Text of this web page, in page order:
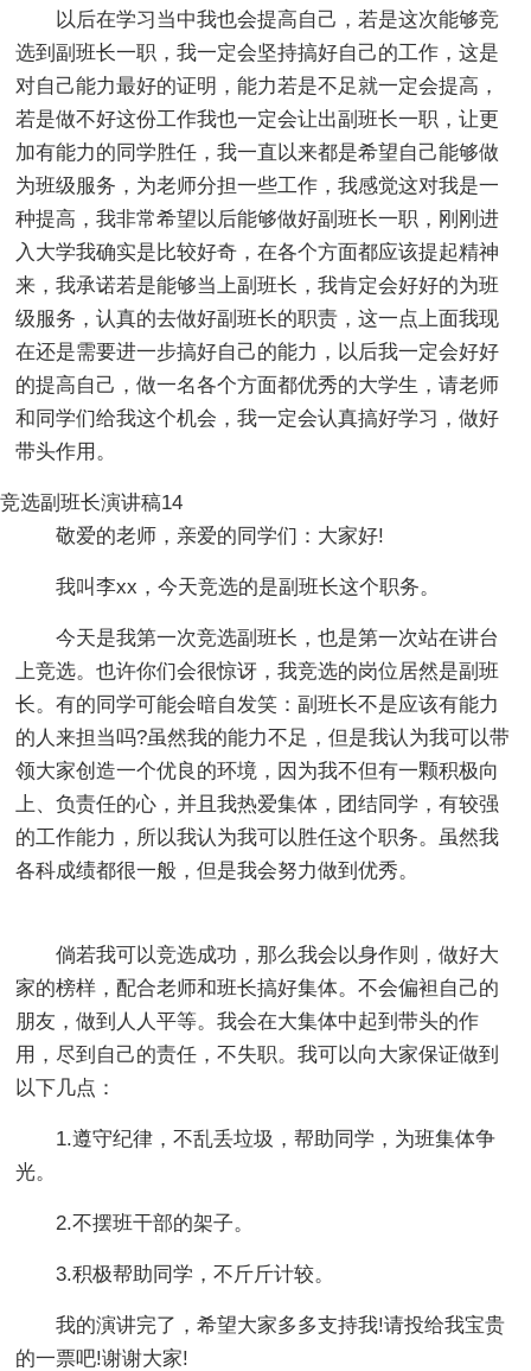
以后在学习当中我也会提高自己，若是这次能够竞
选到副班长一职，我一定会坚持搞好自己的工作，这是
对自己能力最好的证明，能力若是不足就一定会提高，
若是做不好这份工作我也一定会让出副班长一职，让更
加有能力的同学胜任，我一直以来都是希望自己能够做
为班级服务，为老师分担一些工作，我感觉这对我是一
种提高，我非常希望以后能够做好副班长一职，刚刚进
入大学我确实是比较好奇，在各个方面都应该提起精神
来，我承诺若是能够当上副班长，我肯定会好好的为班
级服务，认真的去做好副班长的职责，这一点上面我现
在还是需要进一步搞好自己的能力，以后我一定会好好
的提高自己，做一名各个方面都优秀的大学生，请老师
和同学们给我这个机会，我一定会认真搞好学习，做好
带头作用。
竞选副班长演讲稿14
敬爱的老师，亲爱的同学们：大家好!
我叫李xx，今天竞选的是副班长这个职务。
今天是我第一次竞选副班长，也是第一次站在讲台
上竞选。也许你们会很惊讶，我竞选的岗位居然是副班
长。有的同学可能会暗自发笑：副班长不是应该有能力
的人来担当吗?虽然我的能力不足，但是我认为我可以带
领大家创造一个优良的环境，因为我不但有一颗积极向
上、负责任的心，并且我热爱集体，团结同学，有较强
的工作能力，所以我认为我可以胜任这个职务。虽然我
各科成绩都很一般，但是我会努力做到优秀。
倘若我可以竞选成功，那么我会以身作则，做好大
家的榜样，配合老师和班长搞好集体。不会偏袒自己的
朋友，做到人人平等。我会在大集体中起到带头的作
用，尽到自己的责任，不失职。我可以向大家保证做到
以下几点：
1.遵守纪律，不乱丢垃圾，帮助同学，为班集体争
光。
2.不摆班干部的架子。
3.积极帮助同学，不斤斤计较。
我的演讲完了，希望大家多多支持我!请投给我宝贵
的一票吧!谢谢大家!